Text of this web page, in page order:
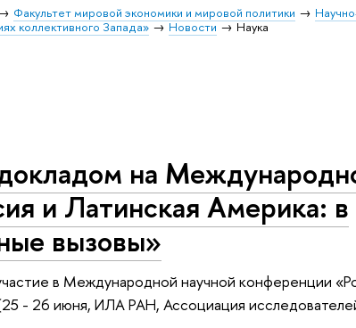
Факультет мировой экономики и мировой политики
коллективного Запада»
Новости Наука
на
и Латинская Америка: в
вызовы»
в Международной научной конференции
- 26 июня, ИЛА РАН, Ассоциация